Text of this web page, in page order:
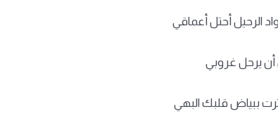
الرحيل أحتل أعماقي
يرحل غروبي
ببياض قلبك البهي